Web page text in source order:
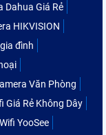
Dahua Giá Rẻ
HIKVISION
đình
Văn Phòng
Giá Rẻ Không Dây
YooSee